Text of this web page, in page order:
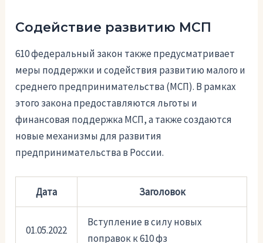
Содействие развитию МСП
610 федеральный закон также предусматривает
меры поддержки и содействия развитию малого и
среднего предпринимательства (МСП). В рамках
этого закона предоставляются льготы и
финансовая поддержка МСП, а также создаются
новые механизмы для развития
предпринимательства в России.
Дата Заголовок
01.05.2022
Вступление в силу новых
поправок к 610 фз